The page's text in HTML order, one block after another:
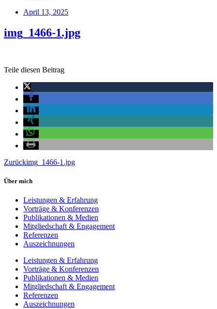
April 13, 2025
img_1466-1.jpg
Teile diesen Beitrag
Zurückimg_1466-1.jpg
Über mich
Leistungen & Erfahrung
Vorträge & Konferenzen
Publikationen & Medien
Mitgliedschaft & Engagement
Referenzen
Auszeichnungen
Leistungen & Erfahrung
Vorträge & Konferenzen
Publikationen & Medien
Mitgliedschaft & Engagement
Referenzen
Auszeichnungen